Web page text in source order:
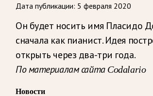
Дата публикации: 5 февраля 2020
Он будет носить имя Пласидо
сначала как пианист. Идея
открыть через два-три года.
По материалам сайта Codalario
Новости